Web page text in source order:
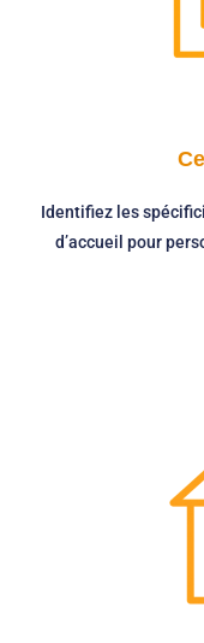
Identifiez les
d’accueil pour